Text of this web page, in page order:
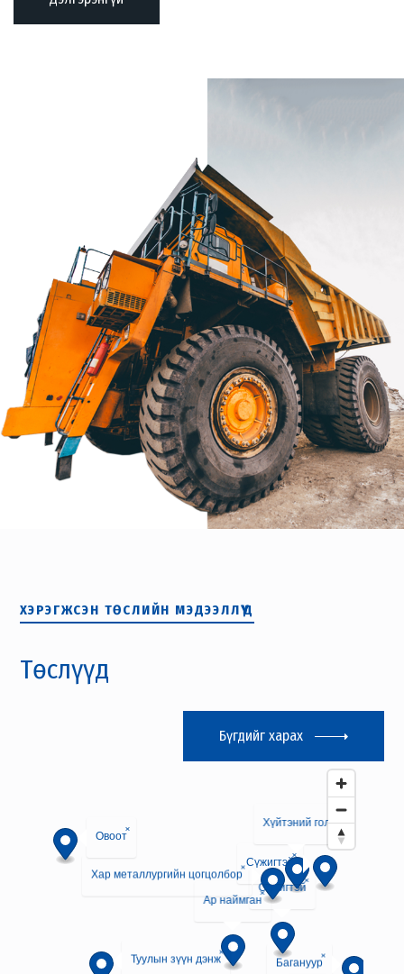
ХЭРЭГЖСЭН ТӨСЛИЙН МЭДЭЭЛЛҮҮД
Төслүүд
Бүгдийг харах
Сүжигтэй
×
Хар металлургийн цогцолбор
×
Багануур
×
Овоот
×
Ар наймган
×
Хүйтэний гол
Туулын зүүн дэнж
×
Сүжигтэй
×